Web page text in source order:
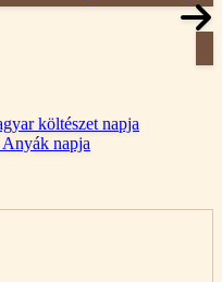
költészet napja
napja